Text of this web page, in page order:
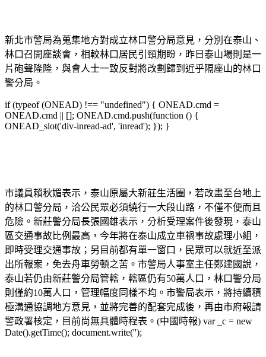
新北市警局為蒐集地方對成立林口警分局意見，分別在泰山、
林口召開座談會，相較林口居民引頸期盼，昨日泰山場則是一
片砲聲隆隆，與會人士一致反對將改劃歸到近乎隔座山的林口
警分局。
if (typeof (ONEAD) !== "undefined") { ONEAD.cmd =
ONEAD.cmd || []; ONEAD.cmd.push(function () {
ONEAD_slot('div-inread-ad', 'inread'); }); }
市議員賴秋媚表示，泰山原屬大新莊生活圈，若改畫至台地上
的林口警分局，洽公民眾必須繞行一大段山路，不僅不便而且
危險。新莊警分局長張國雄表示，分析受理案件後發現，泰山
區交通事故比例最高，今年將在泰山成立車禍事故處理小組，
即時受理交通事故；另目前都有單一窗口，民眾可以就近至派
出所報案，免去舟車勞頓之苦。市警局人事室主任鄭建國說，
泰山若仍由新莊警分局管轄，轄區仍有50萬人口，林口警分局
則僅約10萬人口，管理幅度同樣不均。市警局表示，將持續積
極溝通協調地方意見，並將完善的配套完成後，再由市府報請
警政署核定，目前尚無具體時程表。(中國時報) var _c = new
Date().getTime(); document.write('');